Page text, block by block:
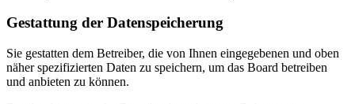
Gestattung der Datenspeicherung
Sie gestatten dem Betreiber, die von Ihnen eingegebenen und oben
näher spezifizierten Daten zu speichern, um das Board betreiben
und anbieten zu können.